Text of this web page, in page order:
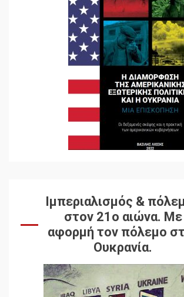
Ιμπεριαλισμός &
στον 21ο αιώνα. Mε
αφορμή τον πόλεμο
Ουκρανία.